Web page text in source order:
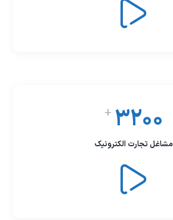
3200
+
مشاغل تجارت الکترونیک